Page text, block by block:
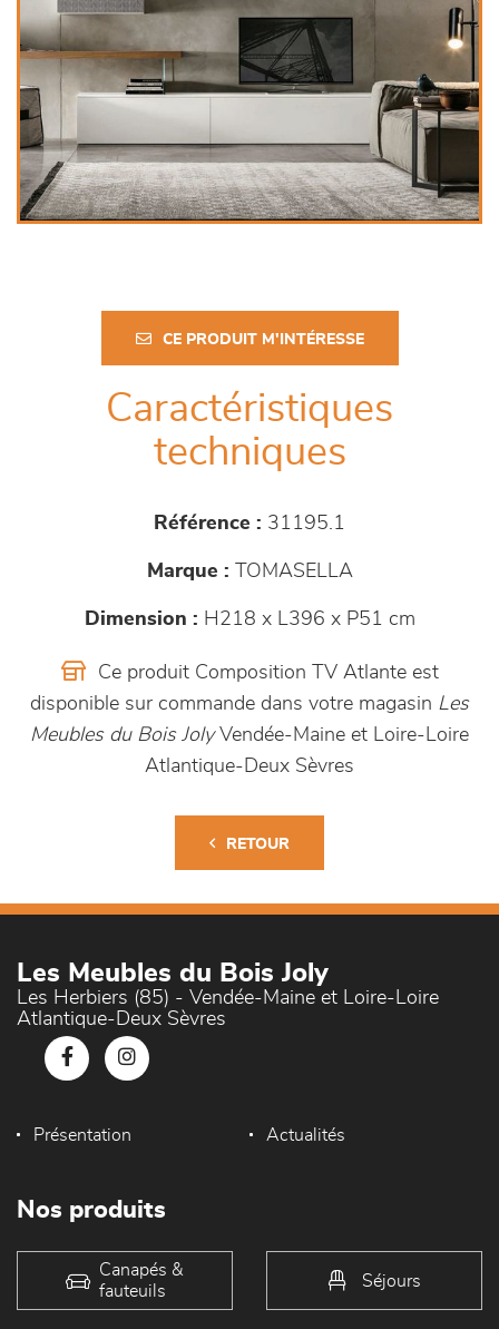
CE PRODUIT M'INTÉRESSE
Caractéristiques
techniques
Référence : 31195.1
Marque : TOMASELLA
Dimension : H218 x L396 x P51 cm
Ce produit Composition TV Atlante est
disponible sur commande dans votre magasin Les
Meubles du Bois JolyVendée-Maine et Loire-Loire
Atlantique-Deux Sèvres
RETOUR
Les Meubles du Bois Joly
Les Herbiers (85) - Vendée-Maine et Loire-Loire
Atlantique-Deux Sèvres
Présentation Actualités
Nos produits
Canapés &
fauteuils
Séjours